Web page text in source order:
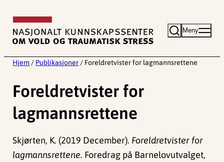
innhold
Meny
Hjem / Publikasjoner / Foreldretvister for lagmannsrettene
Foreldretvister for
lagmannsrettene
Skjørten, K. (2019 December). Foreldretvister for
lagmannsrettene. Foredrag på Barnelovutvalget,